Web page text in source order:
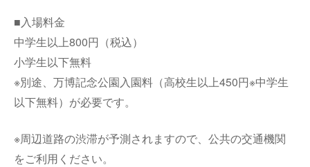
■入場料金
中学生以上800円（税込）
小学生以下無料
※別途、万博記念公園入園料（高校生以上450円※中学生
以下無料）が必要です。
※周辺道路の渋滞が予測されますので、公共の交通機関
をご利用ください。